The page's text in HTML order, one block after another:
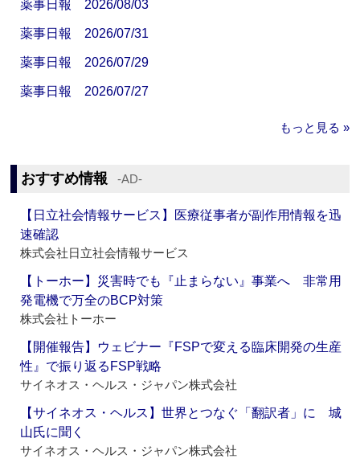
薬事日報 2026/08/03
薬事日報 2026/07/31
薬事日報 2026/07/29
薬事日報 2026/07/27
もっと見る »
おすすめ情報 ‐AD‐
【日立社会情報サービス】医療従事者が副作用情報を迅
速確認
株式会社日立社会情報サービス
【トーホー】災害時でも『止まらない』事業へ 非常用
発電機で万全のBCP対策
株式会社トーホー
【開催報告】ウェビナー『FSPで変える臨床開発の生産
性』で振り返るFSP戦略
サイネオス・ヘルス・ジャパン株式会社
【サイネオス・ヘルス】世界とつなぐ「翻訳者」に 城
山氏に聞く
サイネオス・ヘルス・ジャパン株式会社